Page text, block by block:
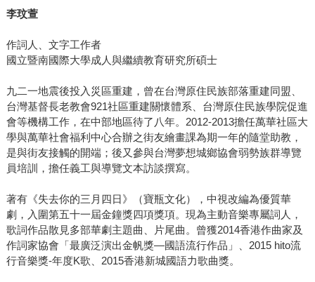
李玟萱
作詞人、文字工作者
國立暨南國際大學成人與繼續教育研究所碩士
九二一地震後投入災區重建，曾在台灣原住民族部落重建同盟、
台灣基督長老教會921社區重建關懷體系、台灣原住民族學院促進
會等機構工作，在中部地區待了八年。2012-2013擔任萬華社區大
學與萬華社會福利中心合辦之街友繪畫課為期一年的隨堂助教，
是與街友接觸的開端；後又參與台灣夢想城鄉協會弱勢族群導覽
員培訓，擔任義工與導覽文本訪談撰寫。
著有《失去你的三月四日》（寶瓶文化），中視改編為優質華
劇，入圍第五十一屆金鐘獎四項獎項。現為主動音樂專屬詞人，
歌詞作品散見多部華劇主題曲、片尾曲。曾獲2014香港作曲家及
作詞家協會「最廣泛演出金帆獎—國語流行作品」、2015 hito流
行音樂獎-年度K歌、2015香港新城國語力歌曲獎。